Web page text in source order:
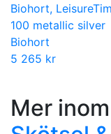
Biohort,
100 metallic silver
Biohort
5 265 kr
Mer inom